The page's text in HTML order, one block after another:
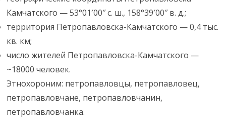
Камчатского — 53°01′00″ с. ш., 158°39′00″ в. д.;
территория Петропавловска-Камчатского — 0,4 тыс.
кв. км;
число жителей Петропавловска-Камчатского —
~18000 человек.
Этнохороним: петропавловцы, петропавловец,
петропавловчане, петропавловчанин,
петропавловчанка.